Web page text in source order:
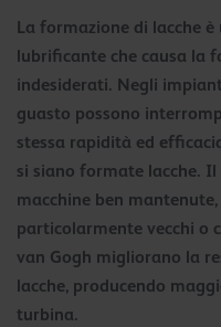
La formazione di lacche
lubrificante che causa la
indesiderati. Negli
guasto possono
stessa rapidità ed
si siano formate lacche.
macchine ben
particolarmente vecchi o
van Gogh migliorano la
lacche, producendo
turbina.